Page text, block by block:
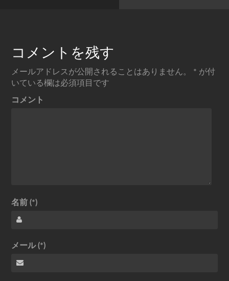
コメントを残す
メールアドレスが公開されることはありません。 * が付
いている欄は必須項目です
コメント
名前 (*)
メール (*)